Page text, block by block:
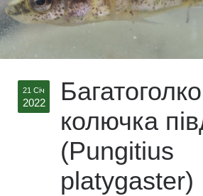
21 Січ
2022
колючка
(Pungitius
platygaster)